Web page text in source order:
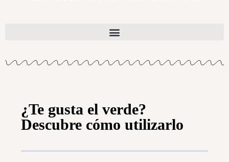
¿Te gusta el verde?
Descubre cómo utilizarlo